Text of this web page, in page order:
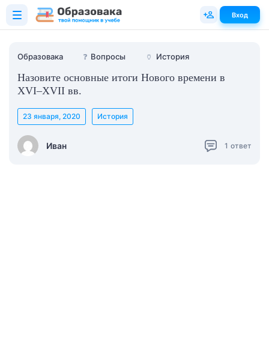
Образовака ❓ Вопросы 🏺 История
Назовите основные итоги Нового времени в
XVI–XVII вв.
Иван
23 января, 2020 История
1 ответ
Вход